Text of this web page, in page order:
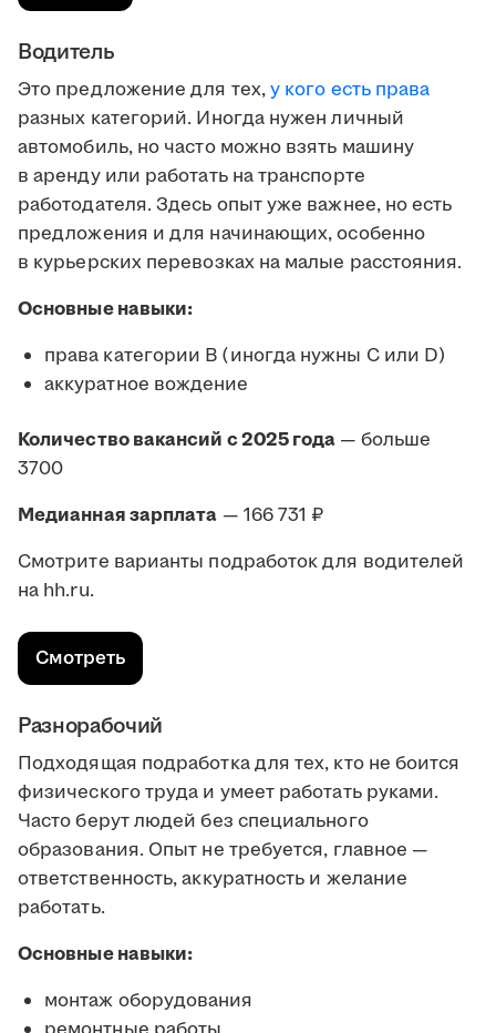
Водитель
Это предложение для тех,у кого есть права
разных категорий. Иногда нужен личный
автомобиль, но часто можно взять машину
в аренду или работать на транспорте
работодателя. Здесь опыт уже важнее, но есть
предложения и для начинающих, особенно
в курьерских перевозках на малые расстояния.
Основные навыки:
права категории B (иногда нужны C или D)
аккуратное вождение
Количество вакансий с 2025 года — больше
3700
Медианная зарплата — 166 731 ₽
Смотрите варианты подработок для водителей
на hh.ru.
Смотреть
Разнорабочий
Подходящая подработка для тех, кто не боится
физического труда и умеет работать руками.
Часто берут людей без специального
образования. Опыт не требуется, главное —
ответственность, аккуратность и желание
работать.
Основные навыки:
монтаж оборудования